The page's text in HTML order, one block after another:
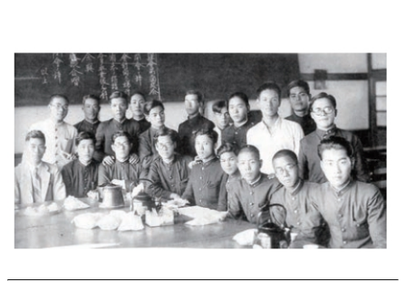
看護学研究科
農学研究科
教員紹介
教学関連
全学教育機構